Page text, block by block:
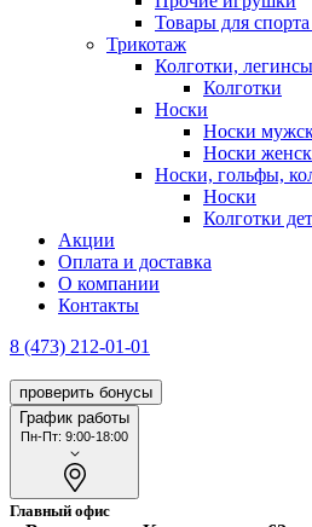
Товары для
Трикотаж
Колготки,
Колготки
Носки
Носки
Носки
Носки, гольфы,
Носки
Колготки
Акции
Оплата и доставка
О компании
Контакты
8 (473) 212-01-01
проверить бонусы
График работы
Пн-Пт: 9:00-18:00
Главный офис